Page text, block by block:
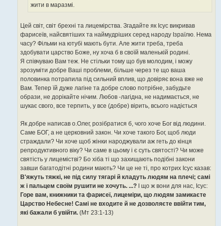
жити в маразмі.
Цей світ, світ брехні та лицемірства. Згадайте як Ісус викривав
фарисеїв, найсвятіших та наймудріших серед народу Ізраїлю. Нема
часу? Фільми на ютубі мають бути. Але жити треба, треба
здобувати царство Боже, ну хоча б в своїй маленькій родині.
Я співчуваю Вам теж. Не стільки тому що був молодим, і можу
зрозуміти добре Ваші проблеми, більше через те що ваша
половинка потрапила під сильний вплив, що довіряє вона вже не
Вам. Тепер їй дуже лагіне та добре слово потрібне, забудьте
образи, не дорікайте нічим. Любов -лагідна, не надимається, не
шукає свого, все терпить, у все (добре) вірить, всього надіється
Як добре написав о.Олег, розібратися б, чого хоче Бог від людини.
Саме БОГ, а не церковний закон. Чи хоче такого Бог, щоб люди
страждали? Чи хоче щоб жінки народжували аж геть до кінця
репродуктивного віку? Чи саме в цьому і є суть святості? Чи може
святість у лицемістві? Бо хіба ті що захищають подібні закони
завши багатодітні родини мають? Чи це не ті, про котрих Ісус казав:
В'яжуть тяжкі, не під силу тягарі й кладуть людям на плечі; самі
ж і пальцем своїм рушити не хочуть. ...? І що ж вони для нас, Ісус:
Горе вам, книжники та фарисеї, лицеміри, що людям замикаєте
Царство Небесне! Самі не входите й не дозволяєте ввійти тим,
які бажали б увійти. (Мт 23:1-13)